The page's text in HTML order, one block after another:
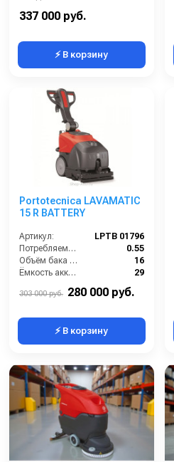
337 000 руб.
⚡ В корзину
Portotecnica LAVAMATIC
15 R BATTERY
Артикул:
LPTB 01796
Потребляемая мощность (кВт):
0.55
Объём бака для чистой воды (л):
16
Ёмкость аккумуляторов (Ач):
29
303 000 руб. 280 000 руб.
⚡ В корзину